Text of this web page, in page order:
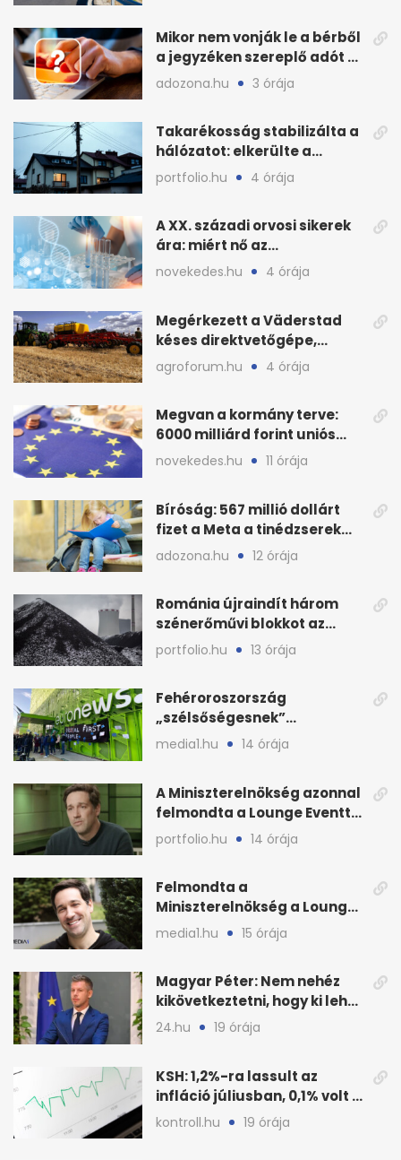
Mikor nem vonják le a bérből
a jegyzéken szereplő adót és
járulékot?
adozona.hu 3 órája
Takarékosság stabilizálta a
hálózatot: elkerülte a
sötétséget Magyarország
portfolio.hu 4 órája
A XX. századi orvosi sikerek
ára: miért nő az
egészségügy súlya?
novekedes.hu 4 órája
Megérkezett a Väderstad
késes direktvetőgépe,
bemutatón is látható
agroforum.hu 4 órája
Megvan a kormány terve:
6000 milliárd forint uniós
pénz sorsa
novekedes.hu 11 órája
Bíróság: 567 millió dollárt
fizet a Meta a tinédzserek
védelmére
adozona.hu 12 órája
Románia újraindít három
szénerőművi blokkot az
áramellátás stabilizálására
portfolio.hu 13 órája
Fehéroroszország
„szélsőségesnek”
minősítette az Euronews
media1.hu 14 órája
A Miniszterelnökség azonnal
felmondta a Lounge Eventtel
kötött szerződést
portfolio.hu 14 órája
Felmondta a
Miniszterelnökség a Lounge
Event keretszerződését
media1.hu 15 órája
Magyar Péter: Nem nehéz
kikövetkeztetni, hogy ki lehet
a három jelölt
24.hu 19 órája
KSH: 1,2%-ra lassult az
infláció júliusban, 0,1% volt a
havi áresés
kontroll.hu 19 órája